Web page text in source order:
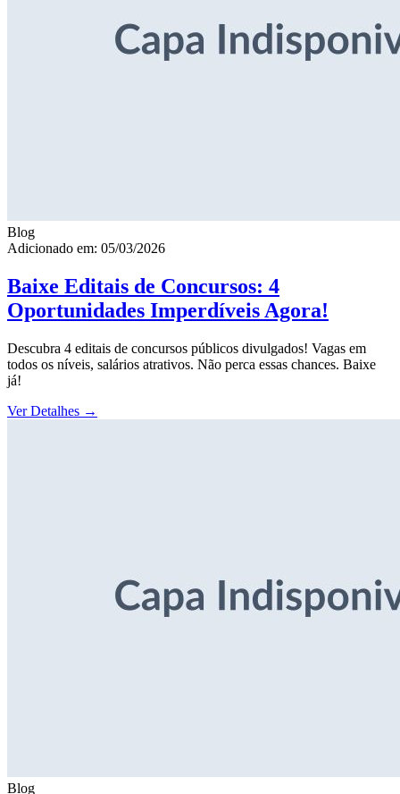
Blog
Adicionado em: 05/03/2026
Baixe Editais de Concursos: 4
Oportunidades Imperdíveis Agora!
Descubra 4 editais de concursos públicos divulgados! Vagas em
todos os níveis, salários atrativos. Não perca essas chances. Baixe
já!
Ver Detalhes →
Blog